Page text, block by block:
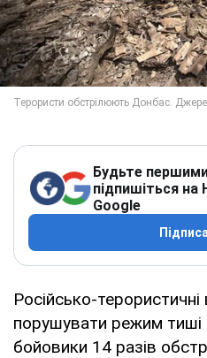
Будьте
підпишіться на
Google
Російсько-
порушувати режим тиші
бойовики 14 разів